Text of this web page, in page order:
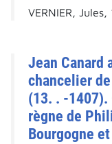
VERNIER, Jules,
Jean Canard
chancelier
(13. . -1407).
règne de
Bourgogne